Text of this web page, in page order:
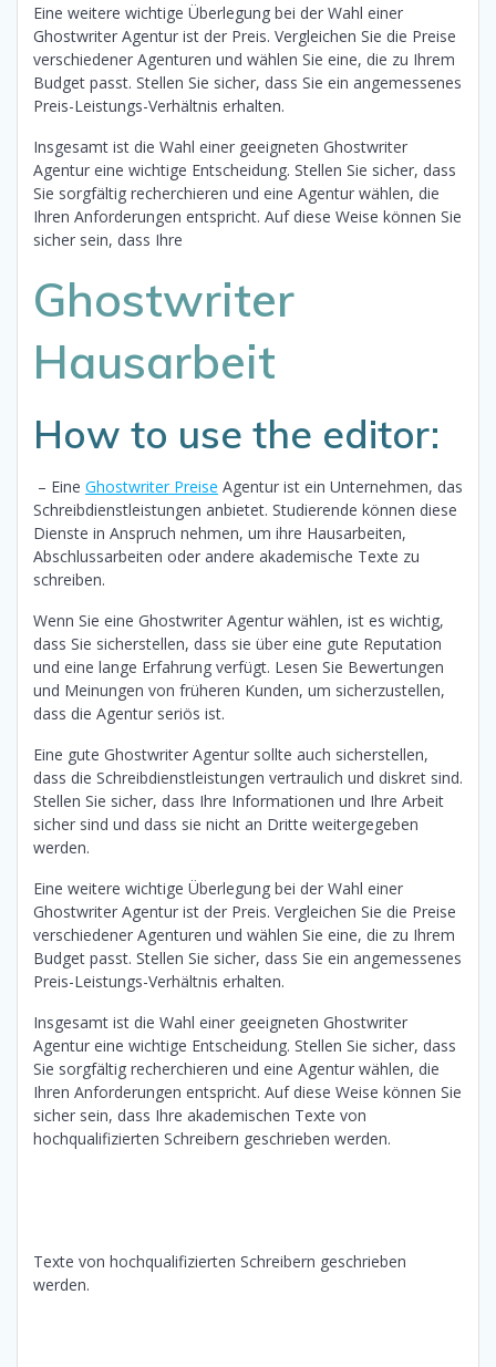
Eine weitere wichtige Überlegung bei der Wahl einer
Ghostwriter Agentur ist der Preis. Vergleichen Sie die Preise
verschiedener Agenturen und wählen Sie eine, die zu Ihrem
Budget passt. Stellen Sie sicher, dass Sie ein angemessenes
Preis-Leistungs-Verhältnis erhalten.
Insgesamt ist die Wahl einer geeigneten Ghostwriter
Agentur eine wichtige Entscheidung. Stellen Sie sicher, dass
Sie sorgfältig recherchieren und eine Agentur wählen, die
Ihren Anforderungen entspricht. Auf diese Weise können Sie
sicher sein, dass Ihre
Ghostwriter
Hausarbeit
How to use the editor:
– Eine Ghostwriter Preise Agentur ist ein Unternehmen, das
Schreibdienstleistungen anbietet. Studierende können diese
Dienste in Anspruch nehmen, um ihre Hausarbeiten,
Abschlussarbeiten oder andere akademische Texte zu
schreiben.
Wenn Sie eine Ghostwriter Agentur wählen, ist es wichtig,
dass Sie sicherstellen, dass sie über eine gute Reputation
und eine lange Erfahrung verfügt. Lesen Sie Bewertungen
und Meinungen von früheren Kunden, um sicherzustellen,
dass die Agentur seriös ist.
Eine gute Ghostwriter Agentur sollte auch sicherstellen,
dass die Schreibdienstleistungen vertraulich und diskret sind.
Stellen Sie sicher, dass Ihre Informationen und Ihre Arbeit
sicher sind und dass sie nicht an Dritte weitergegeben
werden.
Eine weitere wichtige Überlegung bei der Wahl einer
Ghostwriter Agentur ist der Preis. Vergleichen Sie die Preise
verschiedener Agenturen und wählen Sie eine, die zu Ihrem
Budget passt. Stellen Sie sicher, dass Sie ein angemessenes
Preis-Leistungs-Verhältnis erhalten.
Insgesamt ist die Wahl einer geeigneten Ghostwriter
Agentur eine wichtige Entscheidung. Stellen Sie sicher, dass
Sie sorgfältig recherchieren und eine Agentur wählen, die
Ihren Anforderungen entspricht. Auf diese Weise können Sie
sicher sein, dass Ihre akademischen Texte von
hochqualifizierten Schreibern geschrieben werden.
Texte von hochqualifizierten Schreibern geschrieben
werden.